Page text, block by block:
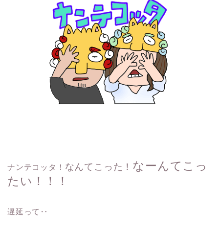
ナンテコッタ！ なんてこった！ なーんてこっ
たい！！！
遅延って‥